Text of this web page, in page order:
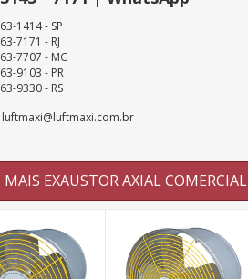
1414 - SP
7171 - RJ
7707 - MG
9103 - PR
9330 - RS
luftmaxi@luftmaxi.com.br
MAIS EXAUSTOR AXIAL COMERCIAL